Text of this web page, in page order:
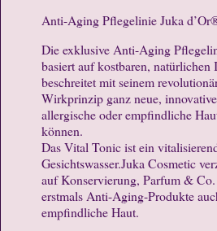
Anti-Aging Pflegelinie Juka
Die exklusive Anti-Aging
basiert auf kostbaren, natürlichen
beschreitet mit seinem
Wirkprinzip ganz neue,
allergische oder empfindliche
können.
Das Vital Tonic ist ein
Gesichtswasser.Juka Cosmetic
auf Konservierung, Parfum &
erstmals Anti-Aging-Produkte
empfindliche Haut.